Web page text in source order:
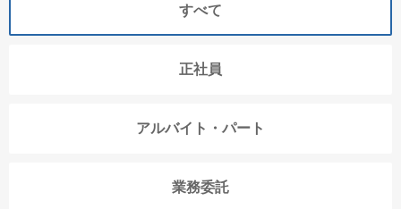
すべて
正社員
アルバイト・パート
業務委託